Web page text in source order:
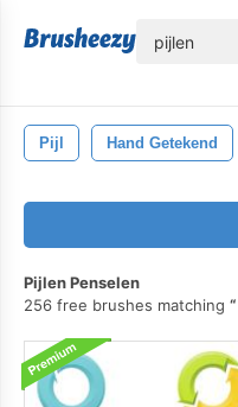
Pijl Hand Getekend
Pijlen Penselen
256 free brushes matching